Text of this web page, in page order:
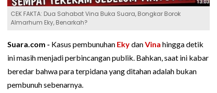
CEK FAKTA: Dua Sahabat Vina Buka Suara, Bongkar Borok
Almarhum Eky, Benarkah?
Suara.com - Kasus pembunuhan EkydanVina hingga detik
ini masih menjadi perbincangan publik. Bahkan, saat ini kabar
beredar bahwa para terpidana yang ditahan adalah bukan
pembunuh sebenarnya.